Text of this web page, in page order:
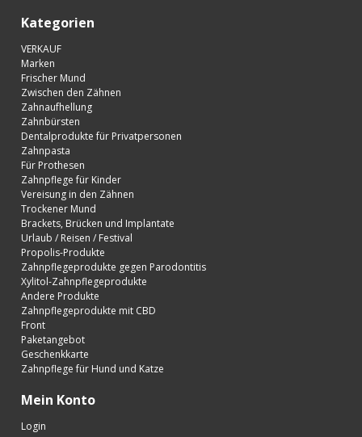
Kategorien
VERKAUF
Marken
Frischer Mund
Zwischen den Zähnen
Zahnaufhellung
Zahnbürsten
Dentalprodukte für Privatpersonen
Zahnpasta
Für Prothesen
Zahnpflege für Kinder
Vereisung in den Zähnen
Trockener Mund
Brackets, Brücken und Implantate
Urlaub / Reisen / Festival
Propolis-Produkte
Zahnpflegeprodukte gegen Parodontitis
Xylitol-Zahnpflegeprodukte
Andere Produkte
Zahnpflegeprodukte mit CBD
Front
Paketangebot
Geschenkkarte
Zahnpflege für Hund und Katze
Mein Konto
Login